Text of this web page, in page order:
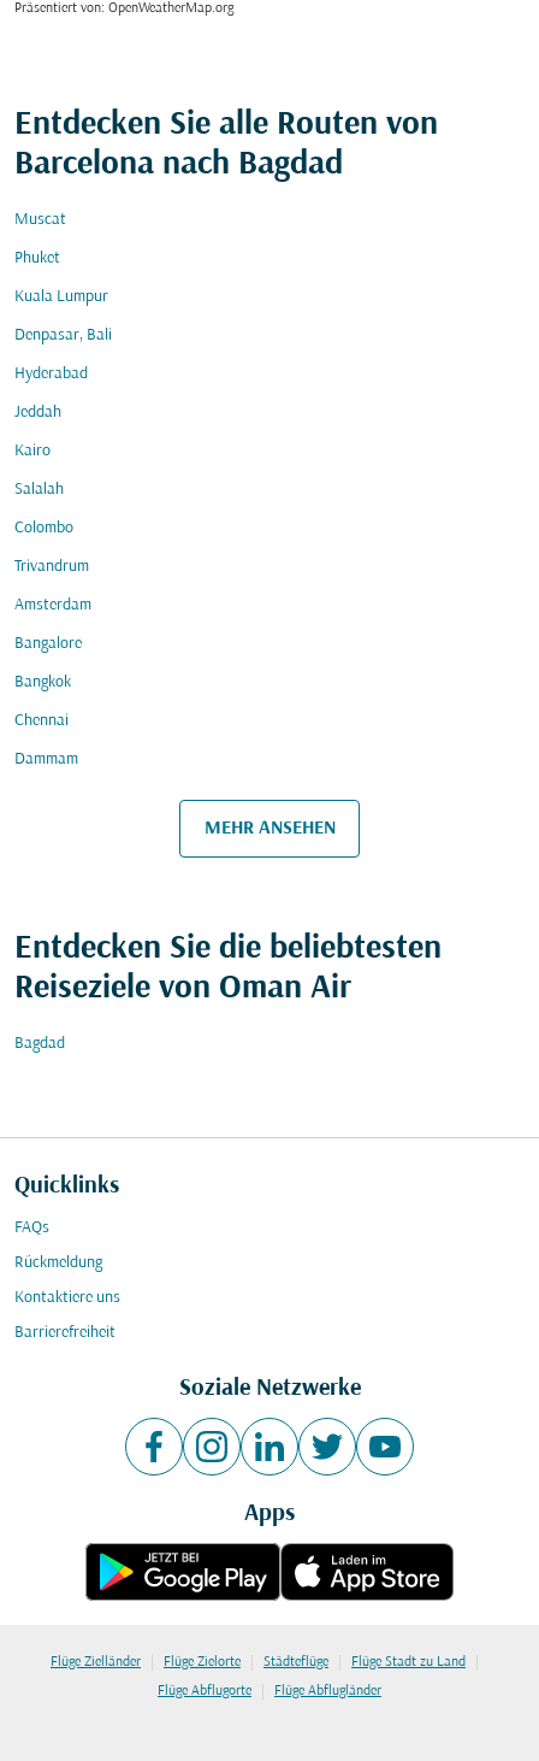
Präsentiert von: OpenWeatherMap.org
Entdecken Sie alle Routen von
Barcelona nach Bagdad
Muscat
Phuket
Kuala Lumpur
Denpasar, Bali
Hyderabad
Jeddah
Kairo
Salalah
Colombo
Trivandrum
Amsterdam
Bangalore
Bangkok
Chennai
Dammam
MEHR ANSEHEN
Entdecken Sie die beliebtesten
Reiseziele von Oman Air
Bagdad
Quicklinks
FAQs
Rückmeldung
Kontaktiere uns
Barrierefreiheit
Soziale Netzwerke
Apps
Flüge Zielländer | Flüge Zielorte | Städteflüge | Flüge Stadt zu Land |
Flüge Abflugorte | Flüge Abflugländer